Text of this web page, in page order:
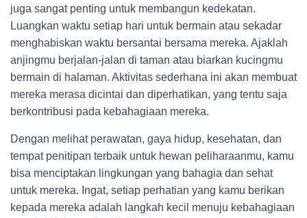
juga sangat penting untuk membangun kedekatan.
Luangkan waktu setiap hari untuk bermain atau sekadar
menghabiskan waktu bersantai bersama mereka. Ajaklah
anjingmu berjalan-jalan di taman atau biarkan kucingmu
bermain di halaman. Aktivitas sederhana ini akan membuat
mereka merasa dicintai dan diperhatikan, yang tentu saja
berkontribusi pada kebahagiaan mereka.
Dengan melihat perawatan, gaya hidup, kesehatan, dan
tempat penitipan terbaik untuk hewan peliharaanmu, kamu
bisa menciptakan lingkungan yang bahagia dan sehat
untuk mereka. Ingat, setiap perhatian yang kamu berikan
kepada mereka adalah langkah kecil menuju kebahagiaan